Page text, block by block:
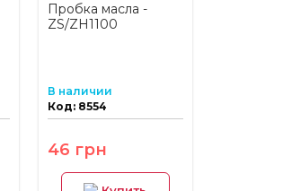
Пробка масла -
ZS/ZH1100
В наличии
Код: 8554
46 грн